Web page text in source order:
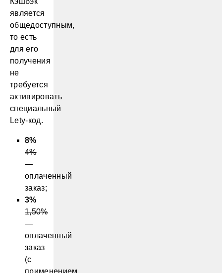
является
общедоступным,
то есть
для его
получения
не
требуется
активировать
специальный
Lety-код.
8%
4%
—
оплаченный
заказ;
3%
1,50%
—
оплаченный
заказ
(с
применением